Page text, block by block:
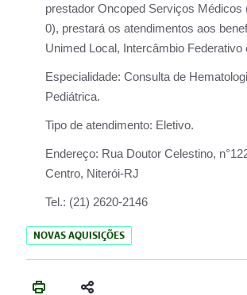
prestador Oncoped Serviços Médicos
0), prestará os atendimentos aos
Unimed Local, Intercâmbio Federativo
Especialidade: Consulta de
Pediátrica.
Tipo de atendimento: Eletivo.
Endereço: Rua Doutor Celestino,
Centro, Niterói-RJ
Tel.: (21) 2620-2146
NOVAS AQUISIÇÕES